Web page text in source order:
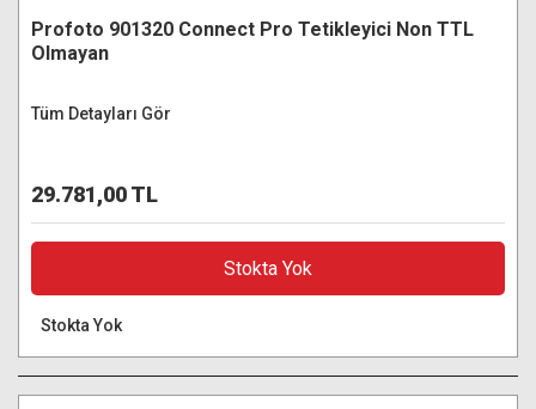
Profoto 901320 Connect Pro Tetikleyici Non TTL
Olmayan
Tüm Detayları Gör
29.781,00 TL
Stokta Yok
Stokta Yok